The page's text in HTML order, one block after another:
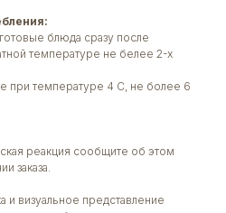
блюда сразу после
температуре не белее 2-х
при температуре 4 С, не более 6
реакция сообщите об этом
заказа.
и визуальное представление